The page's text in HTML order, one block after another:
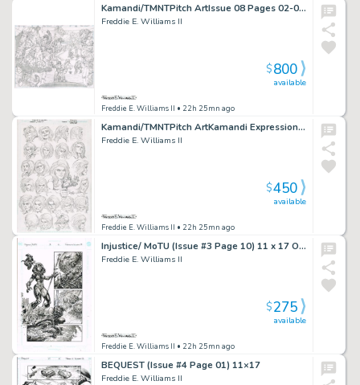
Kamandi/TMNTPitch ArtIssue 08 Pages 02-03 HomagePencil Study21×17
Freddie E. Williams II
Freddie E. Williams II • 22h 25mn ago
available
$800
Kamandi/TMNTPitch ArtKamandi Expressions Pencil Study11×17
Freddie E. Williams II
Freddie E. Williams II • 22h 25mn ago
available
$450
Injustice/ MoTU (Issue #3 Page 10) 11 x 17 ON SALE!
Freddie E. Williams II
Freddie E. Williams II • 22h 25mn ago
available
$275
BEQUEST (Issue #4 Page 01) 11×17
Freddie E. Williams II